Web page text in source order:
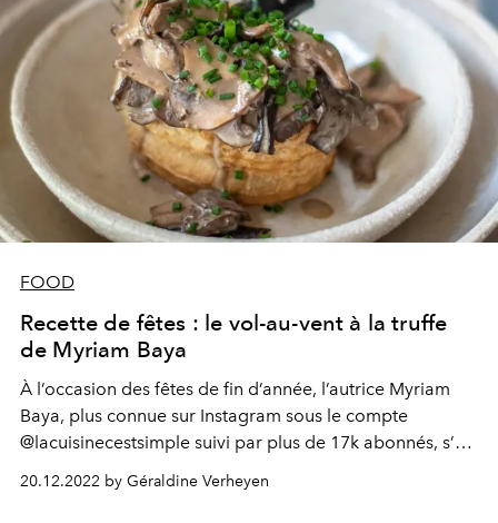
FOOD
Recette de fêtes : le vol-au-vent à la truffe
de Myriam Baya
À l’occasion des fêtes de fin d’année, l’autrice Myriam
Baya, plus connue sur Instagram sous le compte
@lacuisinecestsimple suivi par plus de 17k abonnés, s’est
associée à Coca-Cola pour imaginer une recette aussi
facile que festive : un vol-au-vent végétarien à la truffe,
20.12.2022 by Géraldine Verheyen